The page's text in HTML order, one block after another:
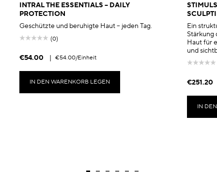
INTRAL THE ESSENTIALS – DAILY
PROTECTION
Geschützte und beruhigte Haut – jeden Tag.
(0)
€54.00 | €54.00/Einheit
IN DEN WARENKORB LEGEN
Ein
Stärkung
Haut für
und
€251.20
IN